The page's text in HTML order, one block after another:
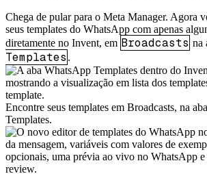
Chega de pular para o Meta Manager. Agora
seus templates do WhatsApp com apenas
diretamente no Invent, em Broadcasts na
Templates .
Encontre seus templates em Broadcasts, na
Templates.